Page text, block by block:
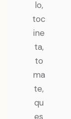
lo,
toc
ine
ta,
to
ma
te,
qu
es